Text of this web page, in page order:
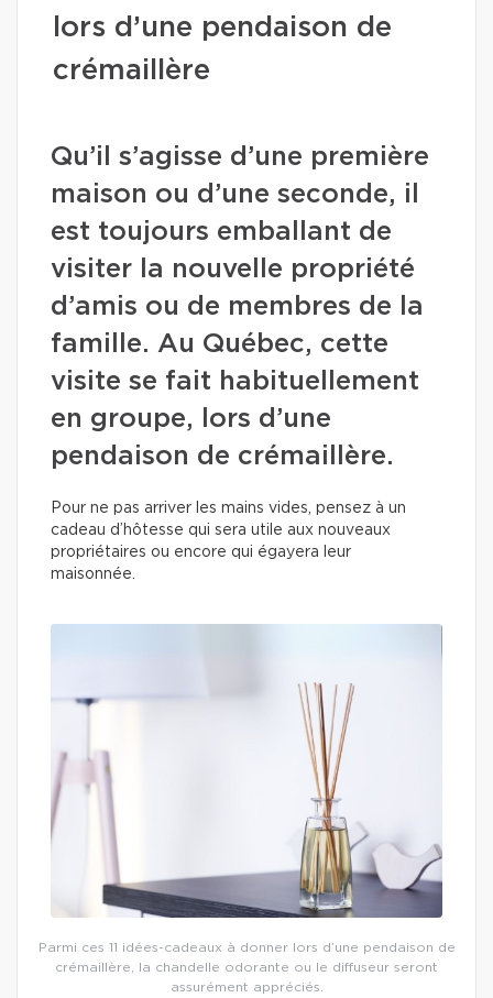
lors d’une pendaison de
crémaillère
Qu’il s’agisse d’une première
maison ou d’une seconde, il
est toujours emballant de
visiter la nouvelle propriété
d’amis ou de membres de la
famille. Au Québec, cette
visite se fait habituellement
en groupe, lors d’une
pendaison de crémaillère.
Pour ne pas arriver les mains vides, pensez à un
cadeau d’hôtesse qui sera utile aux nouveaux
propriétaires ou encore qui égayera leur
maisonnée.
Parmi ces 11 idées-cadeaux à donner lors d’une pendaison de
crémaillère, la chandelle odorante ou le diffuseur seront
assurément appréciés.